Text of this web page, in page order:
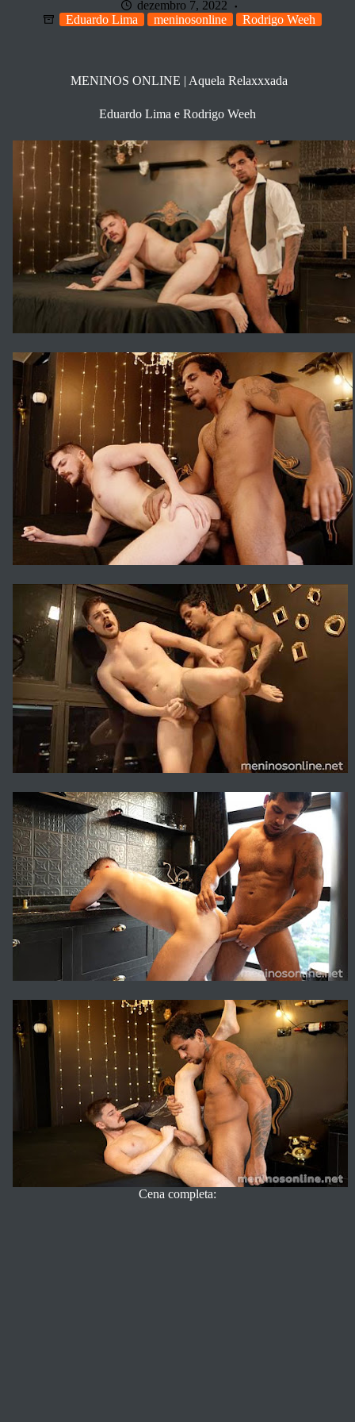
dezembro 7, 2022
Eduardo Lima
meninosonline Rodrigo Weeh
MENINOS ONLINE | Aquela Relaxxxada
Eduardo Lima e Rodrigo Weeh
Cena completa: